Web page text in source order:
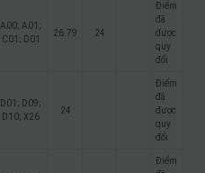
A00; A01;
C01; D01
26.79 24
Điểm
đã
được
quy
đổi
D01; D09;
D10; X26
24
Điểm
đã
được
quy
đổi
Điểm